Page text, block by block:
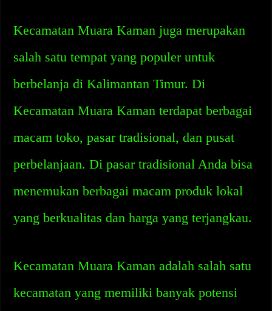
Kecamatan Muara Kaman juga merupakan
salah satu tempat yang populer untuk
berbelanja di Kalimantan Timur. Di
Kecamatan Muara Kaman terdapat berbagai
macam toko, pasar tradisional, dan pusat
perbelanjaan. Di pasar tradisional Anda bisa
menemukan berbagai macam produk lokal
yang berkualitas dan harga yang terjangkau.
Kecamatan Muara Kaman adalah salah satu
kecamatan yang memiliki banyak potensi